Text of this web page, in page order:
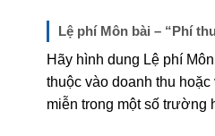
Lệ phí Môn bài – “Phí
Hãy hình dung Lệ phí
thuộc vào doanh thu
miễn trong một số trường